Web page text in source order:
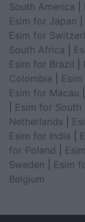
South America
Esim for Japan
Esim for
South Africa
Esim for Brazil
Colombia
Esim for Macau
Esim for South
Netherlands
Esim for India
for Poland
Sweden
Esim
Belgium